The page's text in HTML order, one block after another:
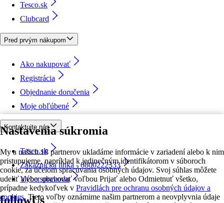
Nastavenia súkromia
My a našich 18 partnerov ukladáme informácie v zariadení alebo k nim
pristupujeme, napríklad k jedinečným identifikátorom v súboroch
cookie, za účelom spracúvania osobných údajov. Svoj súhlas môžete
udeliť alebo spravovať voľbou Prijať alebo Odmietnuť všetko,
prípadne kedykoľvek v Pravidlách pre ochranu osobných údajov a
cookies. Tieto voľby oznámime našim partnerom a neovplyvnia údaje
Tesco.sk
Clubcard
Pred prvým nákupom
Ako nakupovať
Registrácia
Objednanie doručenia
Moje obľúbené
Kontaktujte nás
Tesco.sk
Zákaznícka linka - 0800222333
Výber obchodu
followUs